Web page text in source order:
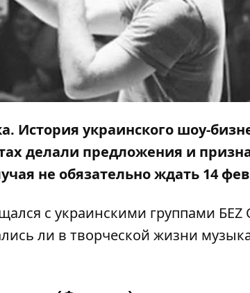
История украинского шоу-
делали предложения и
не обязательно ждать 14
с украинскими группами
ли в творческой жизни